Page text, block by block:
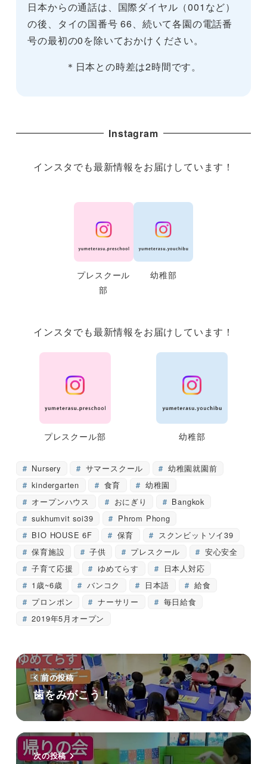
日本からの通話は、国際ダイヤル（001など）
の後、タイの国番号 66、続いて各園の電話番
号の最初の0を除いておかけください。
＊日本との時差は2時間です。
Instagram
インスタでも最新情報をお届けしています！
プレスクール
部
幼稚部
インスタでも最新情報をお届けしています！
プレスクール部 幼稚部
Nursery サマースクール
幼稚園就園前
kindergarten
食育
幼稚園
オープンハウス
おにぎり
Bangkok
sukhumvit soi39
Phrom Phong
BIO HOUSE 6F
保育
スクンビットソイ39
保育施設
子供 プレスクール
安心安全
子育て応援
ゆめてらす
日本人対応
1歳~6歳
バンコク 日本語
給食
プロンポン
ナーサリー
毎日給食
2019年5月オープン
前の投稿
歯をみがこう！
次の投稿